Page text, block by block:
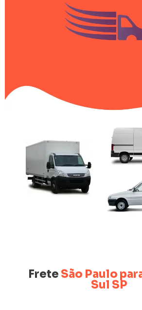
Frete São Paulo
Sul SP